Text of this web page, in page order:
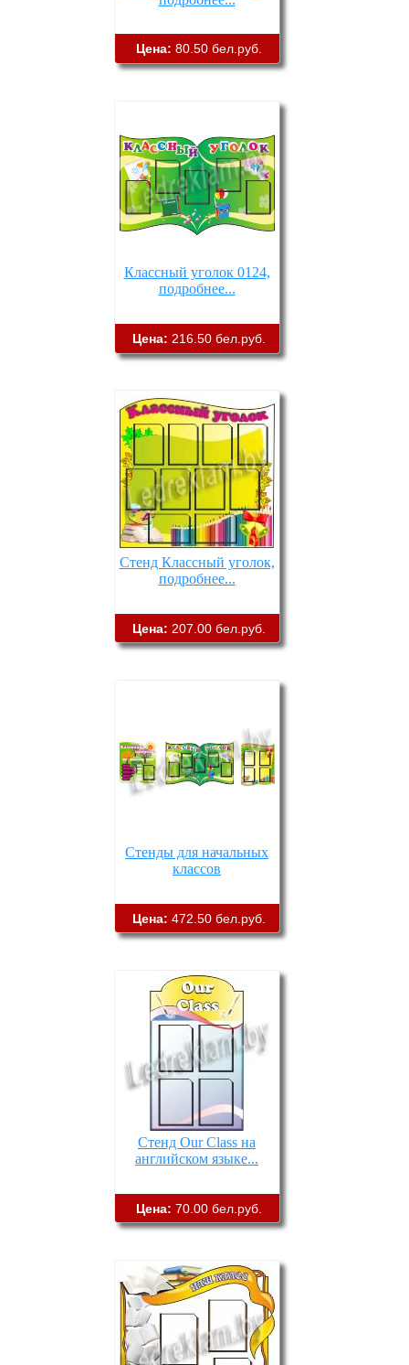
Цена: 80.50 бел.руб.
Классный уголок 0124,
подробнее...
Цена: 216.50 бел.руб.
Стенд Классный уголок,
подробнее...
Цена: 207.00 бел.руб.
Стенды для начальных
классов
Цена: 472.50 бел.руб.
Стенд Our Class на
английском языке...
Цена: 70.00 бел.руб.